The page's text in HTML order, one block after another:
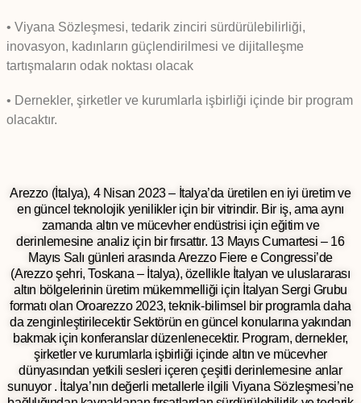
• Viyana Sözleşmesi, tedarik zinciri sürdürülebilirliği,
inovasyon, kadınların güçlendirilmesi ve dijitalleşme
tartışmaların odak noktası olacak
• Dernekler, şirketler ve kurumlarla işbirliği içinde bir program
olacaktır.
Arezzo (İtalya), 4 Nisan 2023 – İtalya’da üretilen en iyi üretim ve
en güncel teknolojik yenilikler için bir vitrindir. Bir iş, ama aynı
zamanda altın ve mücevher endüstrisi için eğitim ve
derinlemesine analiz için bir fırsattır. 13 Mayıs Cumartesi – 16
Mayıs Salı günleri arasında Arezzo Fiere e Congressi’de
(Arezzo şehri, Toskana – İtalya), özellikle İtalyan ve uluslararası
altın bölgelerinin üretim mükemmelliği için İtalyan Sergi Grubu
formatı olan Oroarezzo 2023, teknik-bilimsel bir programla daha
da zenginleştirilecektir Sektörün en güncel konularına yakından
bakmak için konferanslar düzenlenecektir. Program, dernekler,
şirketler ve kurumlarla işbirliği içinde altın ve mücevher
dünyasından yetkili sesleri içeren çeşitli derinlemesine anlar
sunuyor . İtalya’nın değerli metallerle ilgili Viyana Sözleşmesi’ne